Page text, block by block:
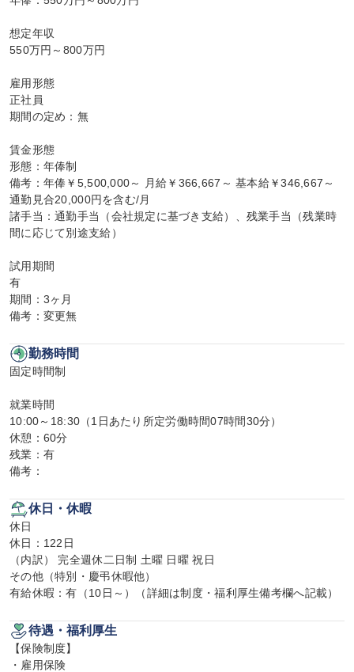
想定年収
550万円～800万円
雇用形態
正社員
期間の定め：無
賃金形態
形態：年俸制
備考：年俸￥5,500,000～ 月給￥366,667～ 基本給￥346,667～
通勤見合20,000円を含む/月
諸手当：通勤手当（会社規定に基づき支給）、残業手当（残業時
間に応じて別途支給）
試用期間
有
期間：3ヶ月
備考：変更無
勤務時間
固定時間制
就業時間
10:00～18:30（1日あたり所定労働時間07時間30分）
休憩：60分
残業：有
備考：
休日・休暇
休日
休日：122日
（内訳） 完全週休二日制 土曜 日曜 祝日
その他（特別・慶弔休暇他）
有給休暇：有（10日～）（詳細は制度・福利厚生備考欄へ記載）
待遇・福利厚生
【保険制度】
・雇用保険